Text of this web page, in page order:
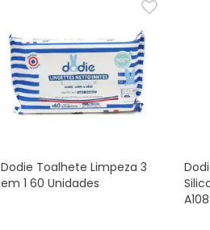
Dodie Toalhete Limpeza 3
em 1 60 Unidades